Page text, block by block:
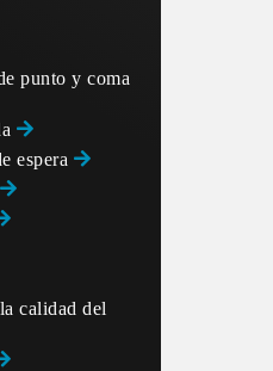
punto y coma
espera
calidad del